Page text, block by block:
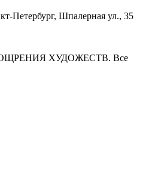
Петербург, Шпалерная ул., 35
ХУДОЖЕСТВ. Все